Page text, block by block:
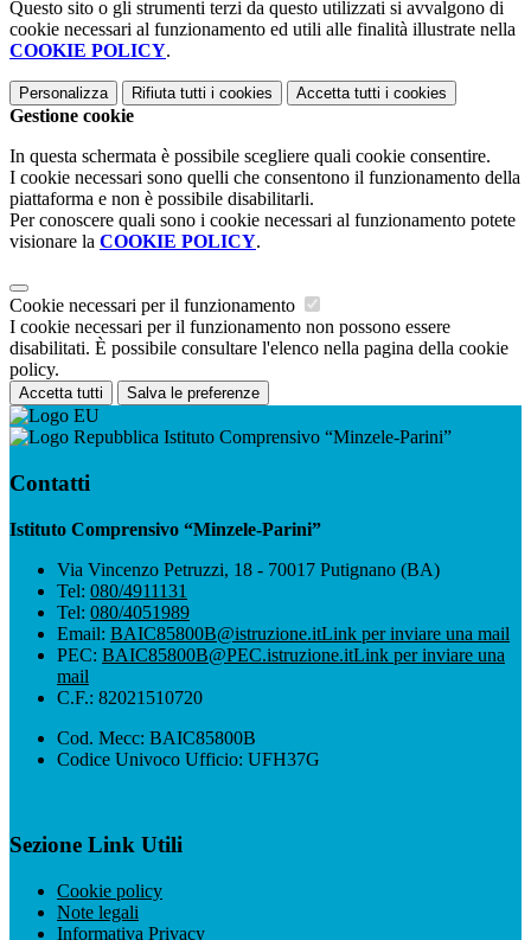
Questo sito o gli strumenti terzi da questo utilizzati si avvalgono di
cookie necessari al funzionamento ed utili alle finalità illustrate nella
COOKIE POLICY.
Personalizza Rifiuta tutti i cookies Accetta tutti i cookies
Gestione cookie
In questa schermata è possibile scegliere quali cookie consentire.
I cookie necessari sono quelli che consentono il funzionamento della
piattaforma e non è possibile disabilitarli.
Per conoscere quali sono i cookie necessari al funzionamento potete
visionare la COOKIE POLICY.
Cookie necessari per il funzionamento
I cookie necessari per il funzionamento non possono essere
disabilitati. È possibile consultare l'elenco nella pagina della cookie
policy.
Accetta tutti Salva le preferenze
Istituto Comprensivo “Minzele-Parini”
Contatti
Istituto Comprensivo “Minzele-Parini”
Via Vincenzo Petruzzi, 18 - 70017 Putignano (BA)
Tel: 080/4911131
Tel: 080/4051989
Email: BAIC85800B@istruzione.itLink per inviare una mail
PEC: BAIC85800B@PEC.istruzione.itLink per inviare una
mail
C.F.: 82021510720
Cod. Mecc: BAIC85800B
Codice Univoco Ufficio: UFH37G
Sezione Link Utili
Cookie policy
Note legali
Informativa Privacy